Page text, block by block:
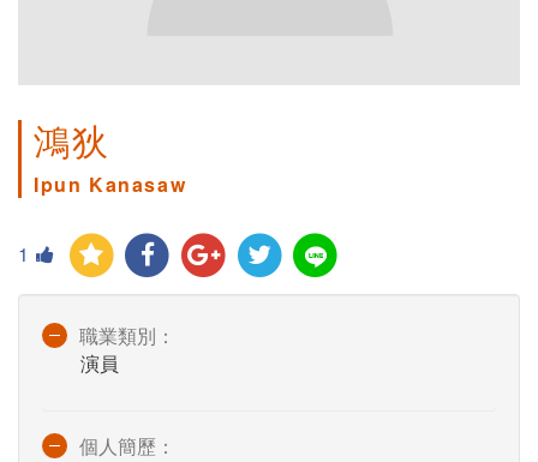
鴻狄
Ipun Kanasaw
1
職業類別：
演員
個人簡歷：